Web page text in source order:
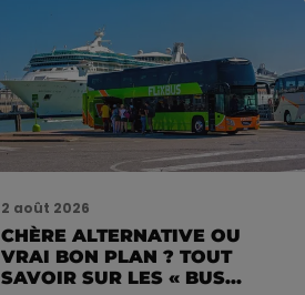
2 août 2026
CHÈRE ALTERNATIVE OU
VRAI BON PLAN ? TOUT
SAVOIR SUR LES « BUS...